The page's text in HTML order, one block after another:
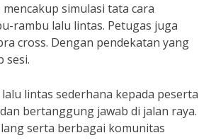
simulasi tata cara
rambu lalu lintas. Petugas juga
cross. Dengan pendekatan yang
sesi.
lintas sederhana kepada peserta
bertanggung jawab di jalan raya.
serta berbagai komunitas